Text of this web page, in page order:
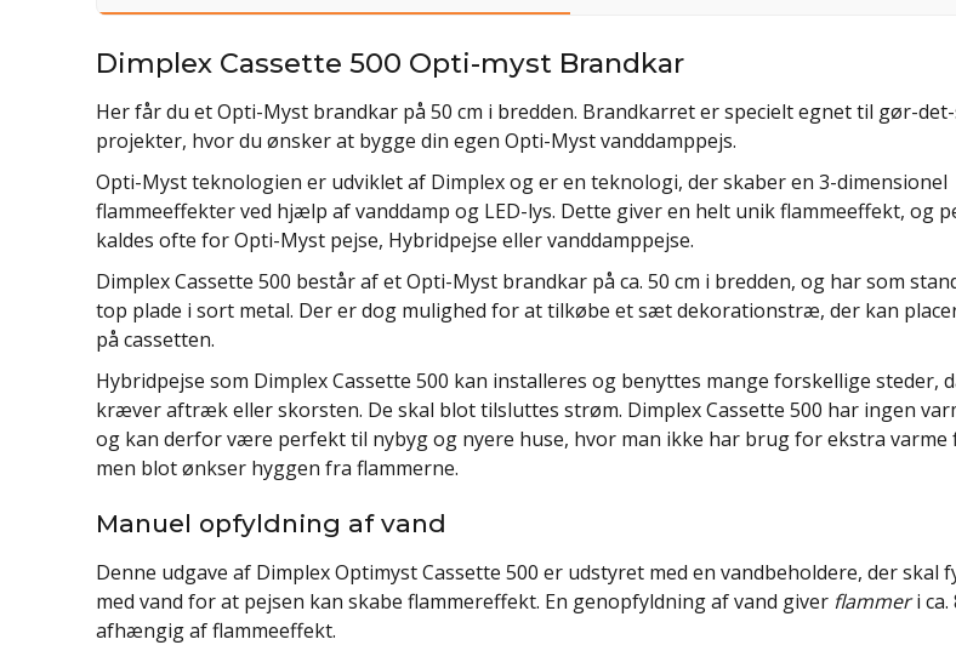
Dimplex Cassette 500 Opti-myst Brandkar
Her får du et Opti-Myst brandkar på 50 cm i bredden. Brandkarret er specielt egnet til gør-
projekter, hvor du ønsker at bygge din egen Opti-Myst vanddamppejs.
Opti-Myst teknologien er udviklet af Dimplex og er en teknologi, der skaber en 3-dimensionel
flammeeffekter ved hjælp af vanddamp og LED-lys. Dette giver en helt unik flammeeffekt, og
kaldes ofte for Opti-Myst pejse, Hybridpejse eller vanddamppejse.
Dimplex Cassette 500 består af et Opti-Myst brandkar på ca. 50 cm i bredden, og har som
top plade i sort metal. Der er dog mulighed for at tilkøbe et sæt dekorationstræ, der kan
på cassetten.
Hybridpejse som Dimplex Cassette 500 kan installeres og benyttes mange forskellige steder,
kræver aftræk eller skorsten. De skal blot tilsluttes strøm. Dimplex Cassette 500 har ingen
og kan derfor være perfekt til nybyg og nyere huse, hvor man ikke har brug for ekstra varme
men blot ønkser hyggen fra flammerne.
Manuel opfyldning af vand
Denne udgave af Dimplex Optimyst Cassette 500 er udstyret med en vandbeholdere, der skal
med vand for at pejsen kan skabe flammereffekt. En genopfyldning af vand giver flammeri
afhængig af flammeeffekt.